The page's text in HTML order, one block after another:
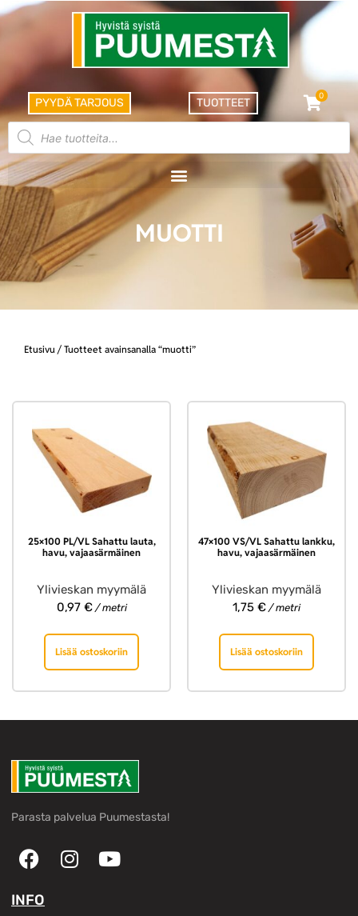
PYYDÄ TARJOUS TUOTTEET
0
MUOTTI
Etusivu / Tuotteet avainsanalla “muotti”
25×100 PL/VL Sahattu lauta,
havu, vajaasärmäinen
Ylivieskan myymälä
0,97 €/ metri
Lisää ostoskoriin
47×100 VS/VL Sahattu lankku,
havu, vajaasärmäinen
Ylivieskan myymälä
1,75 € / metri
Lisää ostoskoriin
Parasta palvelua Puumestasta!
INFO